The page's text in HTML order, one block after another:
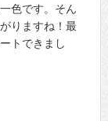
色です。そん
りますね！最
トできまし